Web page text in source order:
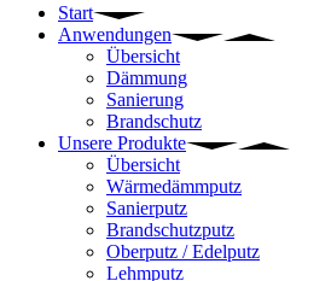
Start
Anwendungen
Übersicht
Dämmung
Sanierung
Brandschutz
Unsere Produkte
Übersicht
Wärmedämmputz
Sanierputz
Brandschutzputz
Oberputz / Edelputz
Lehmputz